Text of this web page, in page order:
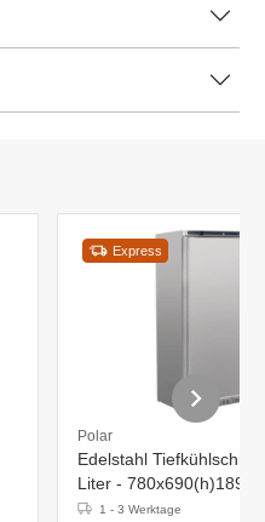
Express
Polar
Edelstahl
Liter -
1 - 3 Werktage